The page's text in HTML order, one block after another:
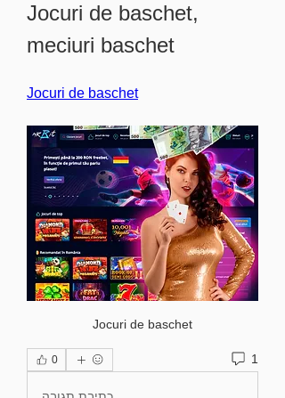
Jocuri de baschet,
meciuri baschet
Jocuri de baschet
Jocuri de baschet
0 1